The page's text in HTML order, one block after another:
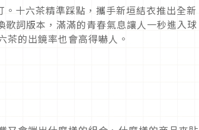
十六茶精準踩點，攜手新垣結衣推出全新
詞版本，滿滿的青春氣息讓人一秒進入球
茶的出鏡率也會高得嚇人。